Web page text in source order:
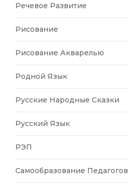
Речевое Развитие
Рисование
Рисование Акварелью
Родной Язык
Русские Народные Сказки
Русский Язык
РЭП
Самообразование Педагогов